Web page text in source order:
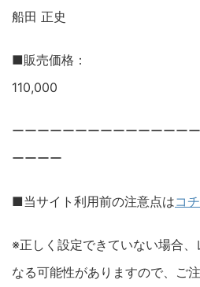
船田 正史
■販売価格：
110,000
ーーーーーーーーーーーーーー
ーーーー
■当サイト利用前の注意点はコ
※正しく設定できていない場合、
なる可能性がありますので、ご注